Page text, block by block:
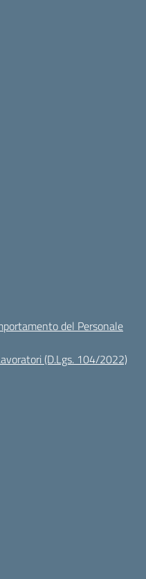
del Personale
(D.Lgs. 104/2022)